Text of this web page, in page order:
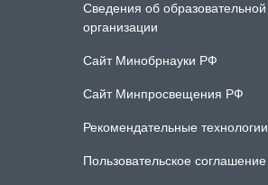
Сведения об образовательной
организации
Сайт Минобрнауки РФ
Сайт Минпросвещения РФ
Рекомендательные технологии
Пользовательское соглашение